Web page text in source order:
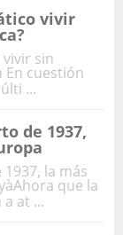
vivir
sin
En cuestión
...
de 1937,
la más
que la
at ...